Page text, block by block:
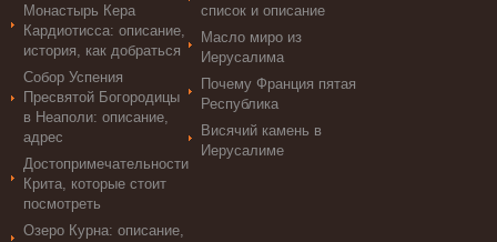
Монастырь Кера
Кардиотисса: описание,
история, как добраться
Собор Успения
Пресвятой Богородицы
в Неаполи: описание,
адрес
Достопримечательности
Крита, которые стоит
посмотреть
Озеро Курна: описание,
список и описание
Масло миро из
Иерусалима
Почему Франция пятая
Республика
Висячий камень в
Иерусалиме